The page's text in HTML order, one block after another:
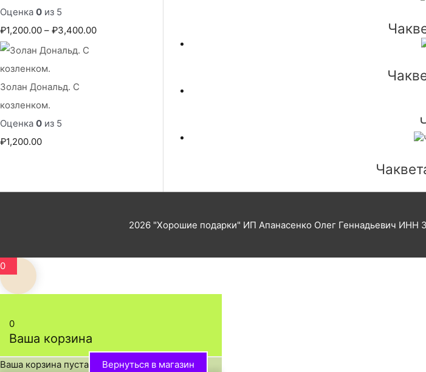
Оценка 0 из 5
₽1,200.00 – ₽3,400.00Д
е
Золан Дональд. С
козленком.
Оценка 0 из 5
₽1,200.00
2026 "Хорошие подарки" ИП Апанасенко Олег Геннадьевич ИНН
0
0
Ваша корзина
Ваша корзина пуста Вернуться в магазин